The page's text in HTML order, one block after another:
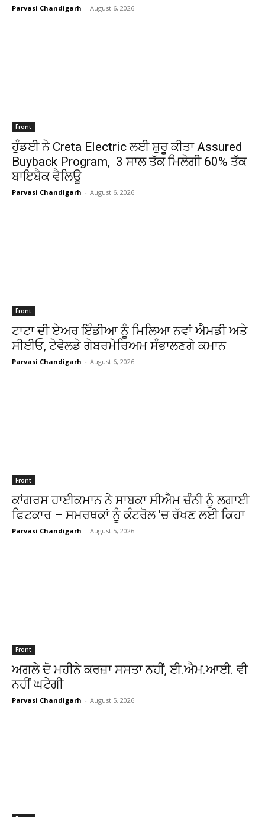
Parvasi Chandigarh - August 6, 2026
Front
ਹੁੰਡਈ ਨੇ Creta Electric ਲਈ ਸ਼ੁਰੂ ਕੀਤਾ Assured
Buyback Program, 3 ਸਾਲ ਤੱਕ ਮਿਲੇਗੀ 60% ਤੱਕ
ਬਾਇਬੈਕ ਵੈਲਿਊ
Parvasi Chandigarh - August 6, 2026
Front
ਟਾਟਾ ਦੀ ਏਅਰ ਇੰਡੀਆ ਨੂੰ ਮਿਲਿਆ ਨਵਾਂ ਐਮਡੀ ਅਤੇ
ਸੀਈਓ, ਟੇਵੋਲਡੇ ਗੇਬਰਮੇਰਿਅਮ ਸੰਭਾਲਣਗੇ ਕਮਾਨ
Parvasi Chandigarh - August 6, 2026
Front
ਕਾਂਗਰਸ ਹਾਈਕਮਾਨ ਨੇ ਸਾਬਕਾ ਸੀਐਮ ਚੰਨੀ ਨੂੰ ਲਗਾਈ
ਫਿਟਕਾਰ – ਸਮਰਥਕਾਂ ਨੂੰ ਕੰਟਰੋਲ ’ਚ ਰੱਖਣ ਲਈ ਕਿਹਾ
Parvasi Chandigarh - August 5, 2026
Front
ਅਗਲੇ ਦੋ ਮਹੀਨੇ ਕਰਜ਼ਾ ਸਸਤਾ ਨਹੀਂ, ਈ.ਐਮ.ਆਈ. ਵੀ
ਨਹੀਂ ਘਟੇਗੀ
Parvasi Chandigarh - August 5, 2026